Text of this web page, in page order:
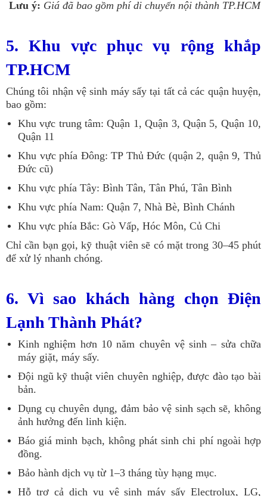
Lưu ý: Giá đã bao gồm phí di chuyển nội thành TP.HCM
5. Khu vực phục vụ rộng khắp
TP.HCM
Chúng tôi nhận vệ sinh máy sấy tại tất cả các quận huyện,
bao gồm:
Khu vực trung tâm: Quận 1, Quận 3, Quận 5, Quận 10,
Quận 11
Khu vực phía Đông: TP Thủ Đức (quận 2, quận 9, Thủ
Đức cũ)
Khu vực phía Tây: Bình Tân, Tân Phú, Tân Bình
Khu vực phía Nam: Quận 7, Nhà Bè, Bình Chánh
Khu vực phía Bắc: Gò Vấp, Hóc Môn, Củ Chi
Chỉ cần bạn gọi, kỹ thuật viên sẽ có mặt trong 30–45 phút
để xử lý nhanh chóng.
6. Vì sao khách hàng chọn Điện
Lạnh Thành Phát?
Kinh nghiệm hơn 10 năm chuyên vệ sinh – sửa chữa
máy giặt, máy sấy.
Đội ngũ kỹ thuật viên chuyên nghiệp, được đào tạo bài
bản.
Dụng cụ chuyên dụng, đảm bảo vệ sinh sạch sẽ, không
ảnh hưởng đến linh kiện.
Báo giá minh bạch, không phát sinh chi phí ngoài hợp
đồng.
Bảo hành dịch vụ từ 1–3 tháng tùy hạng mục.
Hỗ trợ cả dịch vụ vệ sinh máy sấy Electrolux, LG,